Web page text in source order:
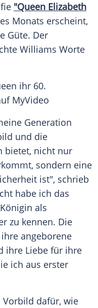
"Queen Elizabeth
Monats erscheint,
Güte. Der
Williams Worte
ihr 60.
MyVideo
Generation
und die
bietet, nicht nur
sondern eine
ist", schrieb
habe ich das
als
zu kennen. Die
angeborene
ihre Liebe für ihre
ich aus erster
Vorbild dafür, wie